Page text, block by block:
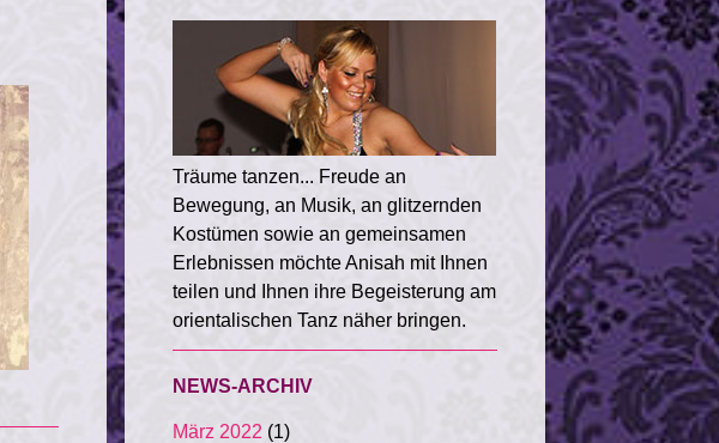
Träume tanzen... Freude an
Bewegung, an Musik, an glitzernden
Kostümen sowie an gemeinsamen
Erlebnissen möchte Anisah mit Ihnen
teilen und Ihnen ihre Begeisterung am
orientalischen Tanz näher bringen.
NEWS-ARCHIV
März 2022 (1)